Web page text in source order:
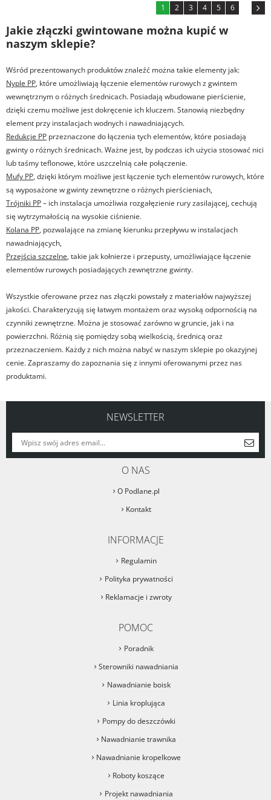
1 2 3 4 5 6
Jakie złączki gwintowane można kupić w
naszym sklepie?
Wśród prezentowanych produktów znaleźć można takie elementy jak:
Nyple PP, które umożliwiają łączenie elementów rurowych z gwintem
wewnętrznym o różnych średnicach. Posiadają wbudowane pierścienie,
dzięki czemu możliwe jest dokręcenie ich kluczem. Stanowią niezbędny
element przy instalacjach wodnych i nawadniających.
Redukcje PP przeznaczone do łączenia tych elementów, które posiadają
gwinty o różnych średnicach. Ważne jest, by podczas ich użycia stosować nici
lub taśmy teflonowe, które uszczelnią całe połączenie.
Mufy PP, dzięki którym możliwe jest łączenie tych elementów rurowych, które
są wyposażone w gwinty zewnętrzne o różnych pierścieniach,
Trójniki PP– ich instalacja umożliwia rozgałęzienie rury zasilającej, cechują
się wytrzymałością na wysokie ciśnienie.
Kolana PP, pozwalające na zmianę kierunku przepływu w instalacjach
nawadniających,
Przejścia szczelne, takie jak kołnierze i przepusty, umożliwiające łączenie
elementów rurowych posiadających zewnętrzne gwinty.
Wszystkie oferowane przez nas złączki powstały z materiałów najwyższej
jakości. Charakteryzują się łatwym montażem oraz wysoką odpornością na
czynniki zewnętrzne. Można je stosować zarówno w gruncie, jak i na
powierzchni. Różnią się pomiędzy sobą wielkością, średnicą oraz
przeznaczeniem. Każdy z nich można nabyć w naszym sklepie po okazyjnej
cenie. Zapraszamy do zapoznania się z innymi oferowanymi przez nas
produktami.
NEWSLETTER
O NAS
O Podlane.pl
Kontakt
INFORMACJE
Regulamin
Polityka prywatności
Reklamacje i zwroty
POMOC
Poradnik
Sterowniki nawadniania
Nawadnianie boisk
Linia kroplująca
Pompy do deszczówki
Nawadnianie trawnika
Nawadnianie kropelkowe
Roboty koszące
Projekt nawadniania